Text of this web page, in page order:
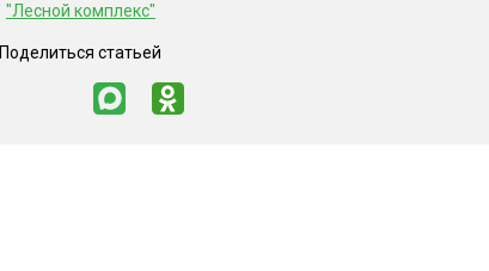
"Лесной комплекс"
Поделиться статьей